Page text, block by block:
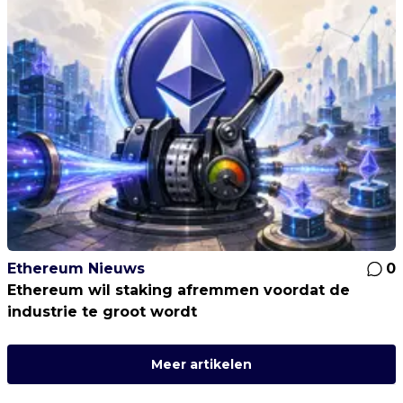
Ethereum Nieuws
0
Ethereum wil staking afremmen voordat de
industrie te groot wordt
Meer artikelen